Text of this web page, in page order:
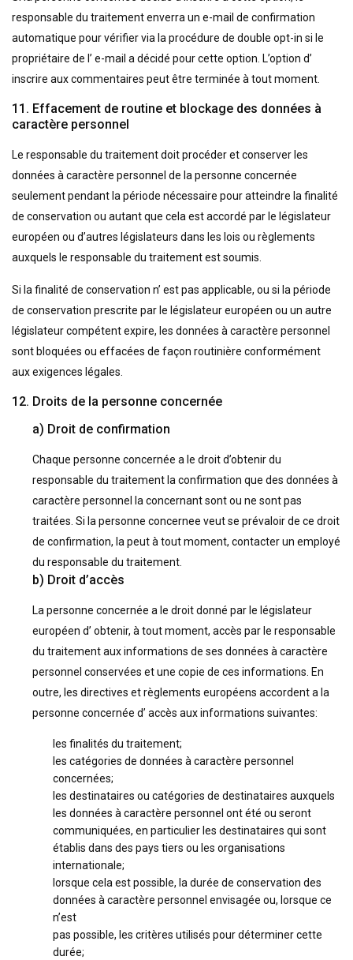
responsable du traitement enverra un e-mail de confirmation
automatique pour vérifier via la procédure de double opt-in si le
propriétaire de l’ e-mail a décidé pour cette option. L’option d’
inscrire aux commentaires peut être terminée à tout moment.
11. Effacement de routine et blockage des données à
caractère personnel
Le responsable du traitement doit procéder et conserver les
données à caractère personnel de la personne concernée
seulement pendant la période nécessaire pour atteindre la finalité
de conservation ou autant que cela est accordé par le législateur
européen ou d’autres législateurs dans les lois ou règlements
auxquels le responsable du traitement est soumis.
Si la finalité de conservation n’ est pas applicable, ou si la période
de conservation prescrite par le législateur européen ou un autre
législateur compétent expire, les données à caractère personnel
sont bloquées ou effacées de façon routinière conformément
aux exigences légales.
12. Droits de la personne concernée
a) Droit de confirmation
Chaque personne concernée a le droit d’obtenir du
responsable du traitement la confirmation que des données à
caractère personnel la concernant sont ou ne sont pas
traitées. Si la personne concernee veut se prévaloir de ce droit
de confirmation, la peut à tout moment, contacter un employé
du responsable du traitement.
b) Droit d’accès
La personne concernée a le droit donné par le législateur
européen d’ obtenir, à tout moment, accès par le responsable
du traitement aux informations de ses données à caractère
personnel conservées et une copie de ces informations. En
outre, les directives et règlements européens accordent a la
personne concernée d’ accès aux informations suivantes:
les finalités du traitement;
les catégories de données à caractère personnel
concernées;
les destinataires ou catégories de destinataires auxquels
les données à caractère personnel ont été ou seront
communiquées, en particulier les destinataires qui sont
établis dans des pays tiers ou les organisations
internationale;
lorsque cela est possible, la durée de conservation des
données à caractère personnel envisagée ou, lorsque ce
n’est
pas possible, les critères utilisés pour déterminer cette
durée;